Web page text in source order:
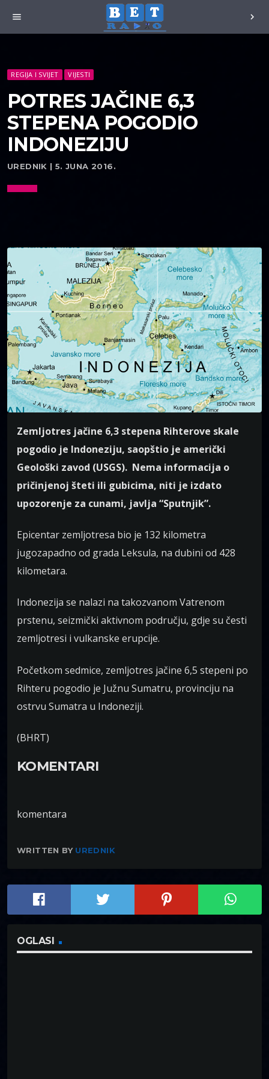
menu chevron_right
REGIJA I SVIJET VIJESTI
POTRES JAČINE 6,3
STEPENA POGODIO
INDONEZIJU
UREDNIK | 5. JUNA 2016.
Zemljotres jačine 6,3 stepena Rihterove skale
pogodio je Indoneziju, saopštio je američki
Geološki zavod (USGS). Nema informacija o
pričinjenoj šteti ili gubicima, niti je izdato
upozorenje za cunami, javlja “Sputnjik”.
Epicentar zemljotresa bio je 132 kilometra
jugozapadno od grada Leksula, na dubini od 428
kilometara.
Indonezija se nalazi na takozvanom Vatrenom
prstenu, seizmički aktivnom području, gdje su česti
zemljotresi i vulkanske erupcije.
Početkom sedmice, zemljotres jačine 6,5 stepeni po
Rihteru pogodio je Južnu Sumatru, provinciju na
ostrvu Sumatra u Indoneziji.
(BHRT)
KOMENTARI
komentara
WRITTEN BY UREDNIK
OGLASI